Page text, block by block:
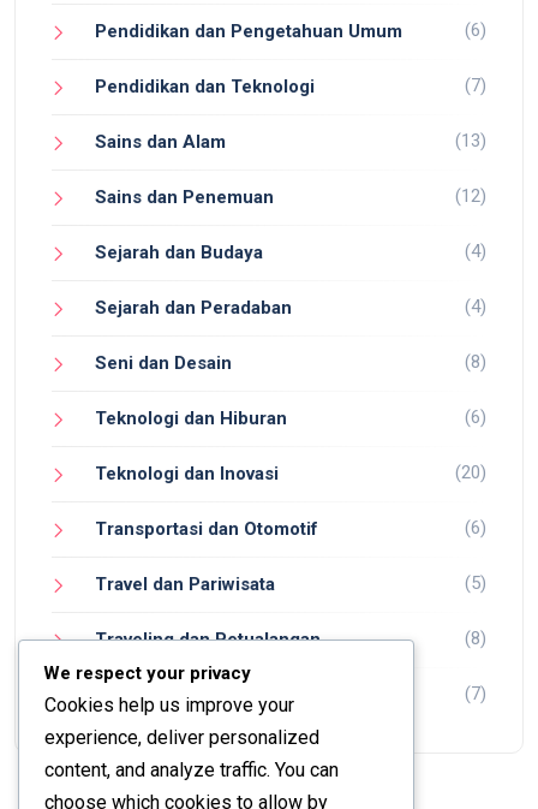
Pendidikan dan Pengetahuan Umum (6)
Pendidikan dan Teknologi (7)
Sains dan Alam (13)
Sains dan Penemuan (12)
Sejarah dan Budaya (4)
Sejarah dan Peradaban (4)
Seni dan Desain (8)
Teknologi dan Hiburan (6)
Teknologi dan Inovasi (20)
Transportasi dan Otomotif (6)
Travel dan Pariwisata (5)
Traveling dan Petualangan (8)
Wisata dan Petualangan (7)
We respect your privacy
Cookies help us improve your
experience, deliver personalized
content, and analyze traffic. You can
choose which cookies to allow by